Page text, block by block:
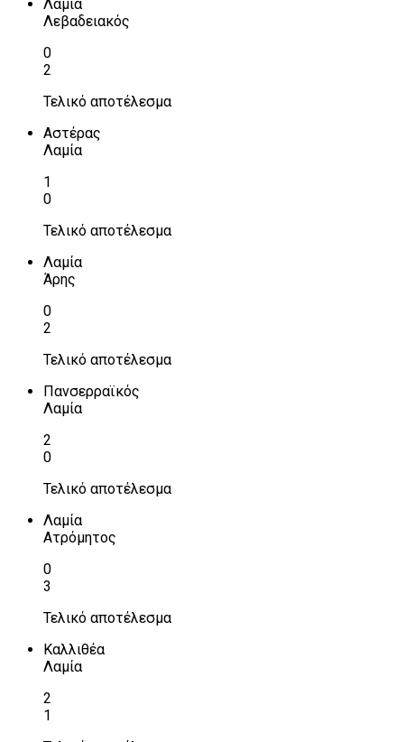
Λαμία
Λεβαδειακός
0
2
Τελικό αποτέλεσμα
Αστέρας
Λαμία
1
0
Τελικό αποτέλεσμα
Λαμία
Άρης
0
2
Τελικό αποτέλεσμα
Πανσερραϊκός
Λαμία
2
0
Τελικό αποτέλεσμα
Λαμία
Ατρόμητος
0
3
Τελικό αποτέλεσμα
Καλλιθέα
Λαμία
2
1